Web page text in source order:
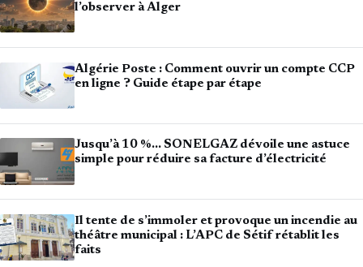
l’observer à Alger
Algérie Poste : Comment ouvrir un compte CCP
en ligne ? Guide étape par étape
Jusqu’à 10 %… SONELGAZ dévoile une astuce
simple pour réduire sa facture d’électricité
Il tente de s’immoler et provoque un incendie au
théâtre municipal : L’APC de Sétif rétablit les
faits